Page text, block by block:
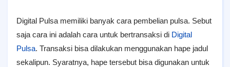
Digital Pulsa memiliki banyak cara pembelian pulsa. Sebut
saja cara ini adalah cara untuk bertransaksi di Digital
Pulsa. Transaksi bisa dilakukan menggunakan hape jadul
sekalipun. Syaratnya, hape tersebut bisa digunakan untuk